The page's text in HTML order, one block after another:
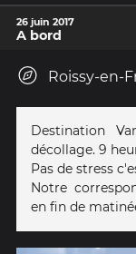
26 juin 2017
A bord
Roissy-en-
Destination
décollage. 9
Pas de stress
Notre
en fin de